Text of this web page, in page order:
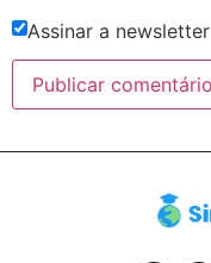
Assinar a newsletter